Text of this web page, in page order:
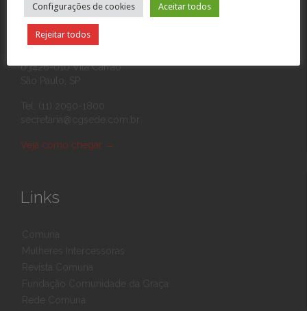
Contato
03426-010 Vila Carrão
Veja como chegar →
Links
Configurações de cookies Aceitar todos
Rejeitar todos